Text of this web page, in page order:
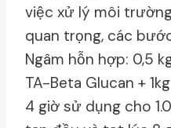
việc xử lý môi
quan trọng, các
Ngâm hỗn hợp: 0,5
TA-Beta Glucan +
4 giờ sử dụng cho